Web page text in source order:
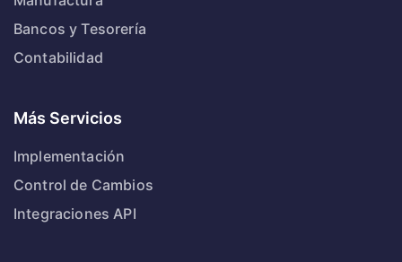
Bancos y Tesorería
Contabilidad
Más Servicios
Implementación
Control de Cambios
Integraciones API